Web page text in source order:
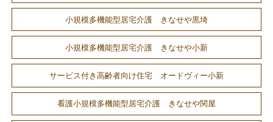
小規模多機能型居宅介護 きなせや黒埼
小規模多機能型居宅介護 きなせや小新
サービス付き高齢者向け住宅 オードヴィー小新
看護小規模多機能型居宅介護 きなせや関屋